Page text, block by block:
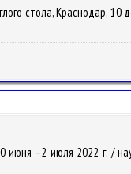
стола, Краснодар, 10
–2 июля 2022 г. /